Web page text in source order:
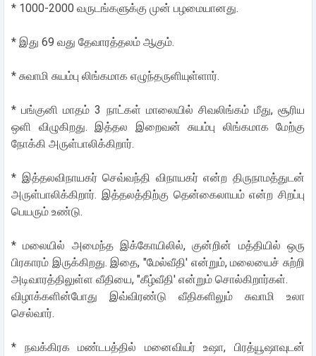
* 1000-2000 வருடங்களுக்கு முன் பழமையானது.
* இது 69 வது தேவாரத்தலம் ஆகும்.
* சுவாமி சுயம்பு லிங்கமாக எழுந்தருளியுள்ளார்.
* பங்குனி மாதம் 3 நாட்கள் மாலையில் சிவலிங்கம் மீது, சூரிய
ஒளி விழுகிறது. இத்தல இறைவன் சுயம்பு லிங்கமாக மேற்கு
நோக்கி அருள்பாலிக்கிறார்.
* இத்தலவிநாயகர் செவ்வந்தி விநாயகர் என்ற திருநாமத்துடன்
அருள்பாலிக்கிறார். இத்தலத்திற்கு தென்கைலாயம் என்ற சிறப்பு
பெயரும் உண்டு.
* மலையில் அமைந்த இக்கோயிலில், குன்றின் மத்தியில் ஒரு
பிரகாரம் இருக்கிறது. இதை, "மேல்வீதி' என்றும், மலையைச் சுற்றி
அடிவாரத்திலுள்ள வீதியை, "கீழ்வீதி' என்றும் சொல்கிறார்கள்.
விழாக்களின்போது இவ்விரண்டு வீதிகளிலும் சுவாமி உலா
செல்வார்.
* நவக்கிரக மண்டபத்தில் மனைவியர் உஷா, பிரத்யூஷாவுடன்